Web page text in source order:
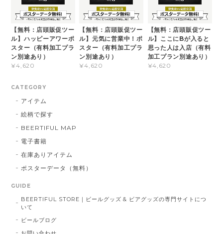
【無料：店頭販促ツー
ル】ハッピーアワーポ
スター（有料加工プラ
ン別途あり）
¥4,620
【無料：店頭販促ツー
ル】元気に営業中！ポ
スター（有料加工プラ
ン別途あり）
¥4,620
【無料：店頭販促ツー
ル】ここにBが入ると
思った人は入店（有料
加工プラン別途あり）
¥4,620
CATEGORY
アイテム
絵柄で探す
BEERTIFUL MAP
電子書籍
在庫ありアイテム
ポスターデータ（無料）
GUIDE
BEERTIFUL STORE｜ビールグッズ & ビアグッズの専門サイトにつ
いて
ビールブログ